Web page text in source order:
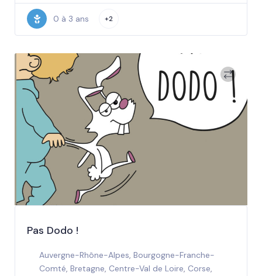
0 à 3 ans +2
Pas Dodo !
Auvergne-Rhône-Alpes, Bourgogne-Franche-
Comté, Bretagne, Centre-Val de Loire, Corse,